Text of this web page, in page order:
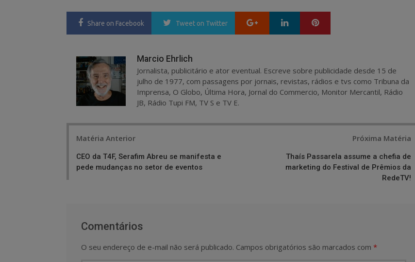
Share on Facebook Tweet on Twitter Google+ LinkedIn
Marcio Ehrlich
Jornalista, publicitário e ator eventual. Escreve sobre publicidade desde 15 de
julho de 1977, com passagens por jornais, revistas, rádios e tvs como Tribuna da
Imprensa, O Globo, Última Hora, Jornal do Commercio, Monitor Mercantil, Rádio
JB, Rádio Tupi FM, TV S e TV E.
Matéria Anterior
CEO da T4F, Serafim Abreu se manifesta e
pede mudanças no setor de eventos
Próxima Matéria
Thaís Passarela assume a chefia de
marketing do Festival de Prêmios da
RedeTV!
Comentários
O seu endereço de e-mail não será publicado. Campos obrigatórios são marcados com *